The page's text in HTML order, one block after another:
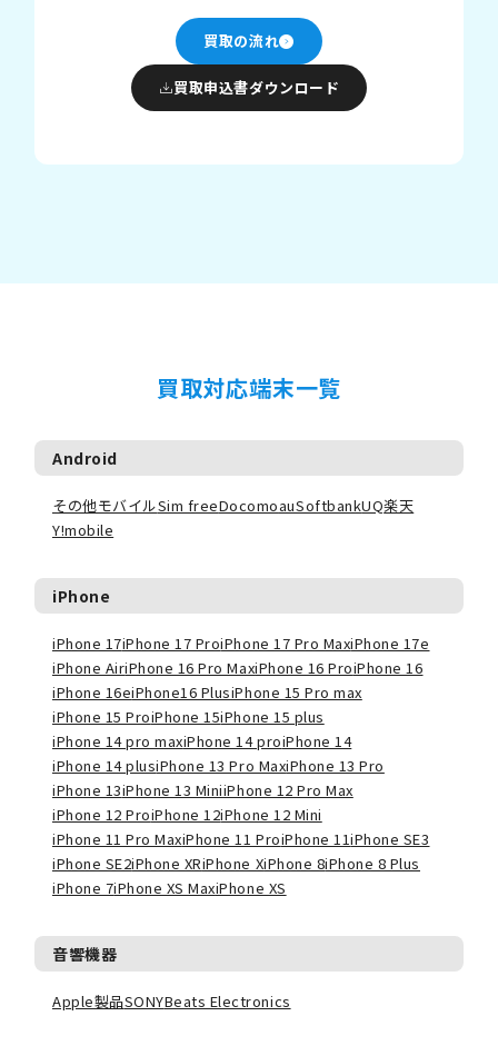
買取の流れ
買取申込書ダウンロード
買取対応端末一覧
Android
その他モバイルSim freeDocomoauSoftbankUQ楽天
Y!mobile
iPhone
iPhone 17iPhone 17 ProiPhone 17 Pro MaxiPhone 17e
iPhone AiriPhone 16 Pro MaxiPhone 16 ProiPhone 16
iPhone 16eiPhone16 PlusiPhone 15 Pro max
iPhone 15 ProiPhone 15iPhone 15 plus
iPhone 14 pro maxiPhone 14 proiPhone 14
iPhone 14 plusiPhone 13 Pro MaxiPhone 13 Pro
iPhone 13iPhone 13 MiniiPhone 12 Pro Max
iPhone 12 ProiPhone 12iPhone 12 Mini
iPhone 11 Pro MaxiPhone 11 ProiPhone 11iPhone SE3
iPhone SE2iPhone XRiPhone XiPhone 8iPhone 8 Plus
iPhone 7iPhone XS MaxiPhone XS
音響機器
Apple製品SONYBeats Electronics